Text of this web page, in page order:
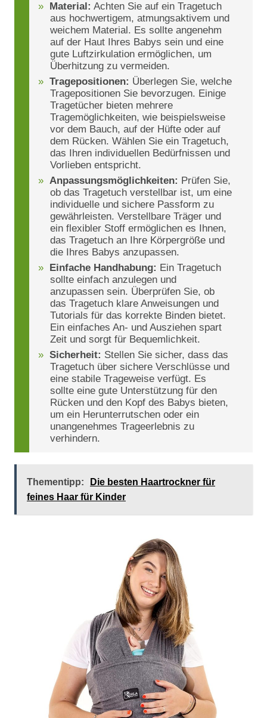
Material: Achten Sie auf ein Tragetuch
aus hochwertigem, atmungsaktivem und
weichem Material. Es sollte angenehm
auf der Haut Ihres Babys sein und eine
gute Luftzirkulation ermöglichen, um
Überhitzung zu vermeiden.
Tragepositionen: Überlegen Sie, welche
Tragepositionen Sie bevorzugen. Einige
Tragetücher bieten mehrere
Tragemöglichkeiten, wie beispielsweise
vor dem Bauch, auf der Hüfte oder auf
dem Rücken. Wählen Sie ein Tragetuch,
das Ihren individuellen Bedürfnissen und
Vorlieben entspricht.
Anpassungsmöglichkeiten: Prüfen Sie,
ob das Tragetuch verstellbar ist, um eine
individuelle und sichere Passform zu
gewährleisten. Verstellbare Träger und
ein flexibler Stoff ermöglichen es Ihnen,
das Tragetuch an Ihre Körpergröße und
die Ihres Babys anzupassen.
Einfache Handhabung: Ein Tragetuch
sollte einfach anzulegen und
anzupassen sein. Überprüfen Sie, ob
das Tragetuch klare Anweisungen und
Tutorials für das korrekte Binden bietet.
Ein einfaches An- und Ausziehen spart
Zeit und sorgt für Bequemlichkeit.
Sicherheit: Stellen Sie sicher, dass das
Tragetuch über sichere Verschlüsse und
eine stabile Trageweise verfügt. Es
sollte eine gute Unterstützung für den
Rücken und den Kopf des Babys bieten,
um ein Herunterrutschen oder ein
unangenehmes Trageerlebnis zu
verhindern.
Thementipp:
Die besten Haartrockner für
feines Haar für Kinder